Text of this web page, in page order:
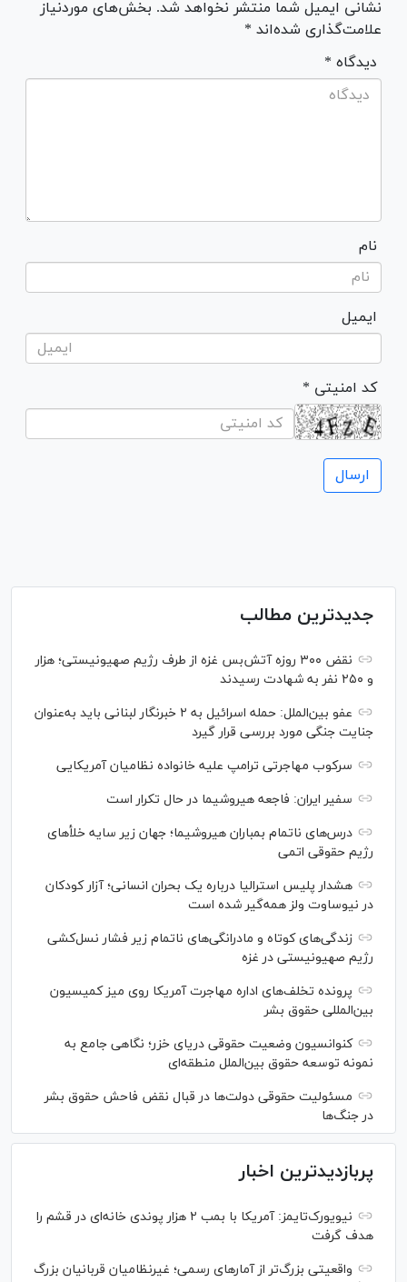
نشانی ایمیل شما منتشر نخواهد شد. بخش‌های موردنیاز
علامت‌گذاری شده‌اند *
* دیدگاه
نام
ایمیل
* کد امنیتی
جدیدترین مطالب
نقض ۳۰۰ روزه آتش‌بس غزه از طرف رژیم صهیونیستی؛ هزار
و ۲۵۰ نفر به شهادت رسیدند
عفو بین‌الملل: حمله اسرائیل به ۲ خبرنگار لبنانی باید به‌عنوان
جنایت جنگی مورد بررسی قرار گیرد
سرکوب مهاجرتی ترامپ علیه خانواده نظامیان آمریکایی
سفیر ایران: فاجعه هیروشیما در حال تکرار است
درس‌های ناتمام بمباران هیروشیما؛ جهان زیر سایه خلأ‌های
رژیم حقوقی اتمی
هشدار پلیس استرالیا درباره یک بحران انسانی؛ آزار کودکان
در نیوساوت ولز همه‌گیر شده است
زندگی‌های کوتاه و مادرانگی‌های ناتمام زیر فشار نسل‌کشی
رژیم صهیونیستی در غزه
پرونده تخلف‌های اداره مهاجرت آمریکا روی میز کمیسیون
بین‌المللی حقوق بشر
کنوانسیون وضعیت حقوقی دریای خزر؛ نگاهی جامع به
نمونه توسعه حقوق بین‌الملل منطقه‌ای
مسئولیت حقوقی دولت‌ها در قبال نقض‌ فاحش حقوق بشر
در جنگ‌ها
پربازدیدترین اخبار
نیویورک‌تایمز: آمریکا با بمب ۲ هزار پوندی خانه‌ای در قشم را
هدف گرفت
واقعیتی بزرگ‌تر از آمار‌های رسمی؛ غیرنظامیان قربانیان بزرگ